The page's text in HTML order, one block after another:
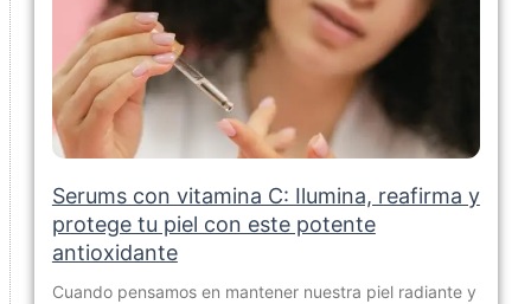
Serums con vitamina C: Ilumina, reafirma y
protege tu piel con este potente
antioxidante
Cuando pensamos en mantener nuestra piel radiante y